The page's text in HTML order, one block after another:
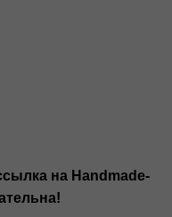
на Handmade-